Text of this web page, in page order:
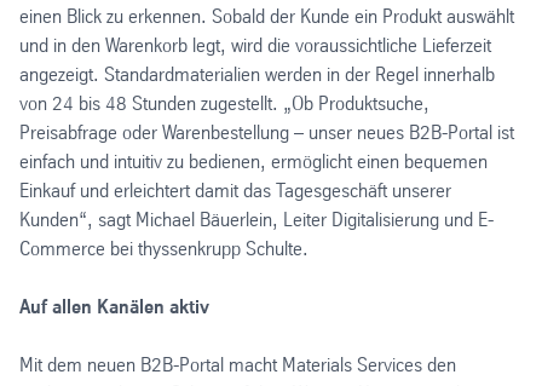
einen Blick zu erkennen. Sobald der Kunde ein Produkt auswählt
und in den Warenkorb legt, wird die voraussichtliche Lieferzeit
angezeigt. Standardmaterialien werden in der Regel innerhalb
von 24 bis 48 Stunden zugestellt. „Ob Produktsuche,
Preisabfrage oder Warenbestellung – unser neues B2B-Portal ist
einfach und intuitiv zu bedienen, ermöglicht einen bequemen
Einkauf und erleichtert damit das Tagesgeschäft unserer
Kunden“, sagt Michael Bäuerlein, Leiter Digitalisierung und E-
Commerce bei thyssenkrupp Schulte.
Auf allen Kanälen aktiv
Mit dem neuen B2B-Portal macht Materials Services den